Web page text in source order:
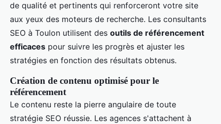
de qualité et pertinents qui renforceront votre site
aux yeux des moteurs de recherche. Les consultants
SEO à Toulon utilisent des outils de référencement
efficaces pour suivre les progrès et ajuster les
stratégies en fonction des résultats obtenus.
Création de contenu optimisé pour le
référencement
Le contenu reste la pierre angulaire de toute
stratégie SEO réussie. Les agences s'attachent à